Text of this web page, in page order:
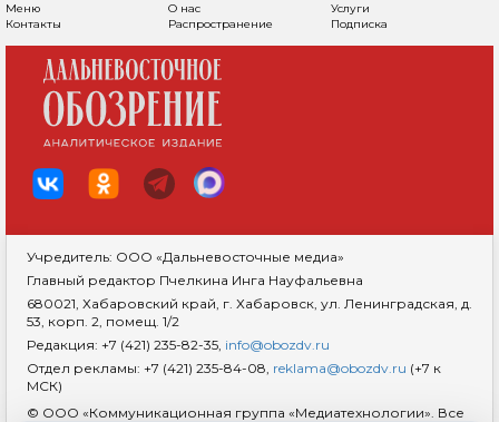
Меню О нас
Услуги
Контакты
Распространение Подписка
Учредитель: ООО «Дальневосточные медиа»
Главный редактор Пчелкина Инга Науфальевна
680021, Хабаровский край, г. Хабаровск, ул. Ленинградская, д.
53, корп. 2, помещ. 1/2
Редакция: +7 (421) 235-82-35, info@obozdv.ru
Отдел рекламы: +7 (421) 235-84-08, reklama@obozdv.ru (+7 к
МСК)
© ООО «Коммуникационная группа «Медиатехнологии». Все